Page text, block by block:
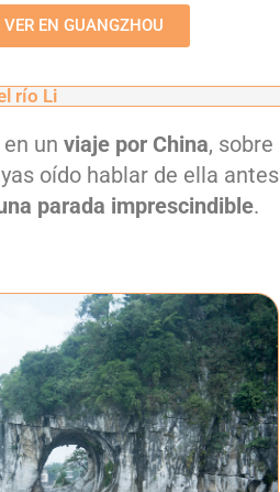
VER EN GUANGZHOU
río Li
un viaje por China, sobre
oído hablar de ella antes
parada imprescindible.